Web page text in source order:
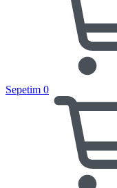
Sepetim 0